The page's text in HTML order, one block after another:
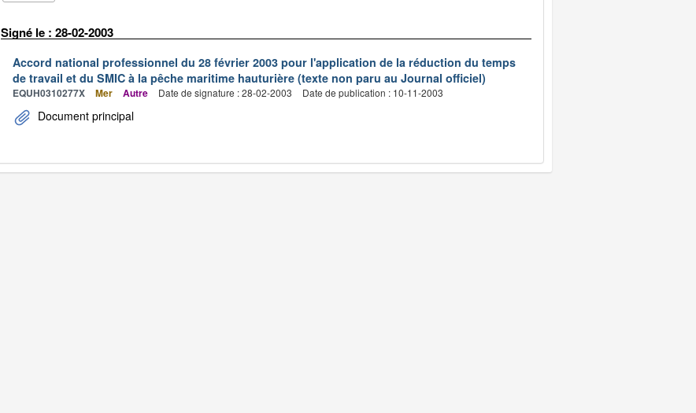
Signé le : 28-02-2003
Accord national professionnel du 28 février 2003 pour l'application de la réduction du temps
de travail et du SMIC à la pêche maritime hauturière (texte non paru au Journal officiel)
EQUH0310277X Mer Autre Date de signature : 28-02-2003 Date de publication : 10-11-2003
Document principal